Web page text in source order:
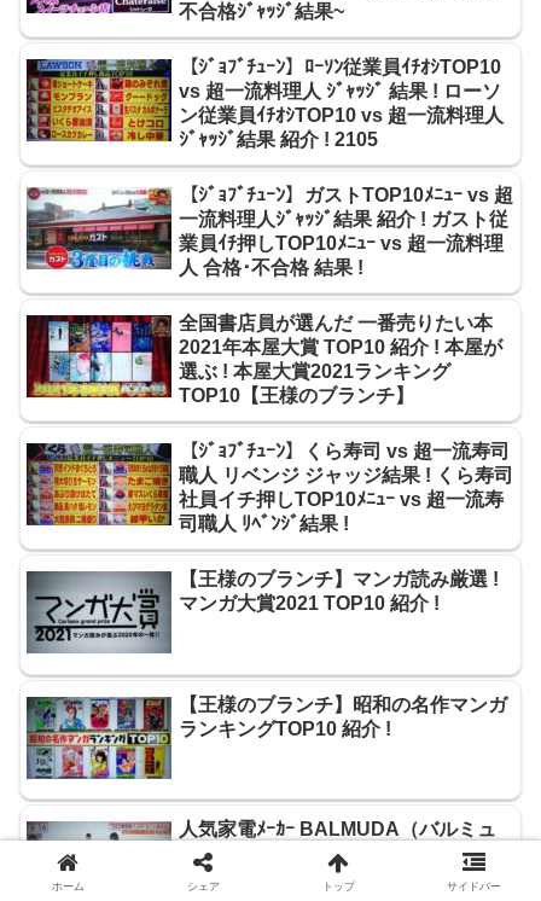
不合格ｼﾞｬｯｼﾞ結果~
【ｼﾞｮﾌﾞﾁｭｰﾝ】ﾛｰｿﾝ従業員ｲﾁｵｼTOP10
vs 超一流料理人 ｼﾞｬｯｼﾞ 結果 ! ローソ
ン従業員ｲﾁｵｼTOP10 vs 超一流料理人
ｼﾞｬｯｼﾞ結果 紹介 ! 2105
【ｼﾞｮﾌﾞﾁｭｰﾝ】ガストTOP10ﾒﾆｭｰ vs 超
一流料理人ｼﾞｬｯｼﾞ結果 紹介 ! ガスト従
業員ｲﾁ押しTOP10ﾒﾆｭｰ vs 超一流料理
人 合格･不合格 結果 !
全国書店員が選んだ 一番売りたい本
2021年本屋大賞 TOP10 紹介 ! 本屋が
選ぶ ! 本屋大賞2021ランキング
TOP10【王様のブランチ】
【ｼﾞｮﾌﾞﾁｭｰﾝ】くら寿司 vs 超一流寿司
職人 リベンジ ジャッジ結果 ! くら寿司
社員イチ押しTOP10ﾒﾆｭｰ vs 超一流寿
司職人 ﾘﾍﾞﾝｼﾞ結果 !
【王様のブランチ】マンガ読み厳選 !
マンガ大賞2021 TOP10 紹介 !
【王様のブランチ】昭和の名作マンガ
ランキングTOP10 紹介 !
人気家電ﾒｰｶｰ BALMUDA（バルミュ
ーダ）大ヒット家電 4選 紹介 !【ｽｰﾊﾟｰ
Jﾁｬﾝﾈﾙ】
ホーム シェア トップ サイドバー